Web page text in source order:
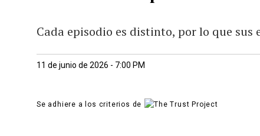
Cada episodio es distinto, por lo que
11 de junio de 2026 - 7:00 PM
Se adhiere a los criterios de